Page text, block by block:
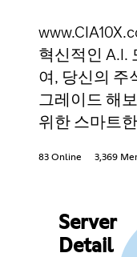
혁신적인 A.I.
여, 당신의 주
그레이드 해
위한 스마트
83 Online 3,369
Server
Detail